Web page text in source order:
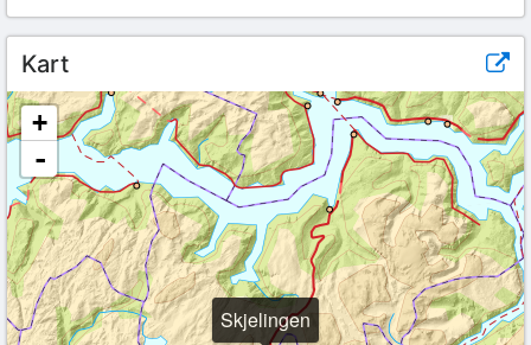
Kart
Skjelingen
+
-